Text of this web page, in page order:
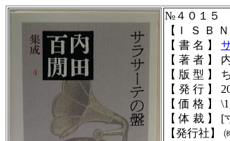
№４０１５
【Ｉ Ｓ Ｂ Ｎ
【 書 名 】
【 著 者 】
【 版 型 】
【 発 行 】
【 価 格 】
【 体 裁 】
[
【発行社】